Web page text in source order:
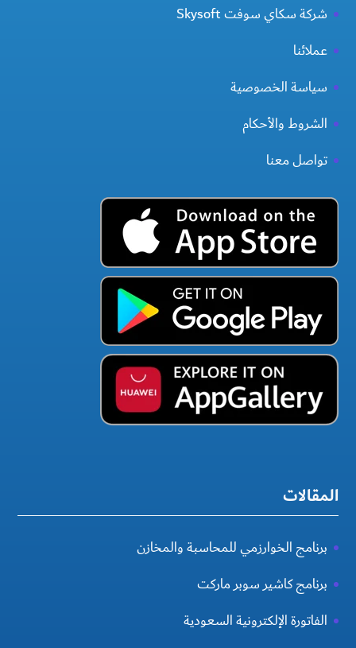
شركة سكاي سوفت Skysoft
عملائنا
سياسة الخصوصية
الشروط والأحكام
تواصل معنا
المقالات
برنامج الخوارزمي للمحاسبة والمخازن
برنامج كاشير سوبر ماركت
الفاتورة الإلكترونية السعودية